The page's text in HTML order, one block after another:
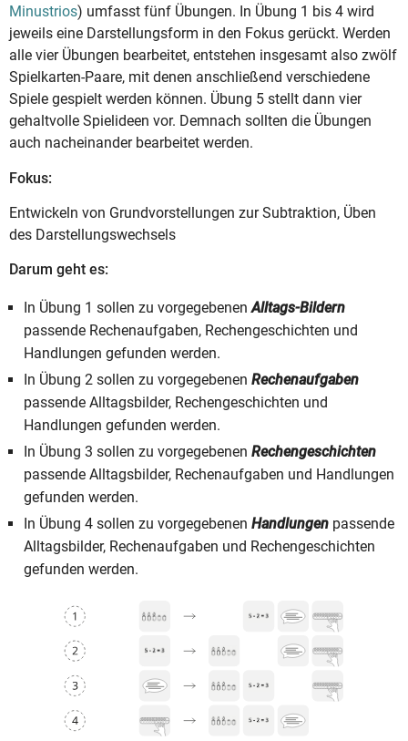
Minustrios) umfasst fünf Übungen. In Übung 1 bis 4 wird
jeweils eine Darstellungsform in den Fokus gerückt. Werden
alle vier Übungen bearbeitet, entstehen insgesamt also zwölf
Spielkarten-Paare, mit denen anschließend verschiedene
Spiele gespielt werden können. Übung 5 stellt dann vier
gehaltvolle Spielideen vor. Demnach sollten die Übungen
auch nacheinander bearbeitet werden.
Fokus:
Entwickeln von Grundvorstellungen zur Subtraktion, Üben
des Darstellungswechsels
Darum geht es:
In Übung 1 sollen zu vorgegebenenAlltags-Bildern
passende Rechenaufgaben, Rechengeschichten und
Handlungen gefunden werden.
In Übung 2 sollen zu vorgegebenen Rechenaufgaben
passende Alltagsbilder, Rechengeschichten und
Handlungen gefunden werden.
In Übung 3 sollen zu vorgegebenen Rechengeschichten
passende Alltagsbilder, Rechenaufgaben und Handlungen
gefunden werden.
In Übung 4 sollen zu vorgegebenen Handlungen passende
Alltagsbilder, Rechenaufgaben und Rechengeschichten
gefunden werden.